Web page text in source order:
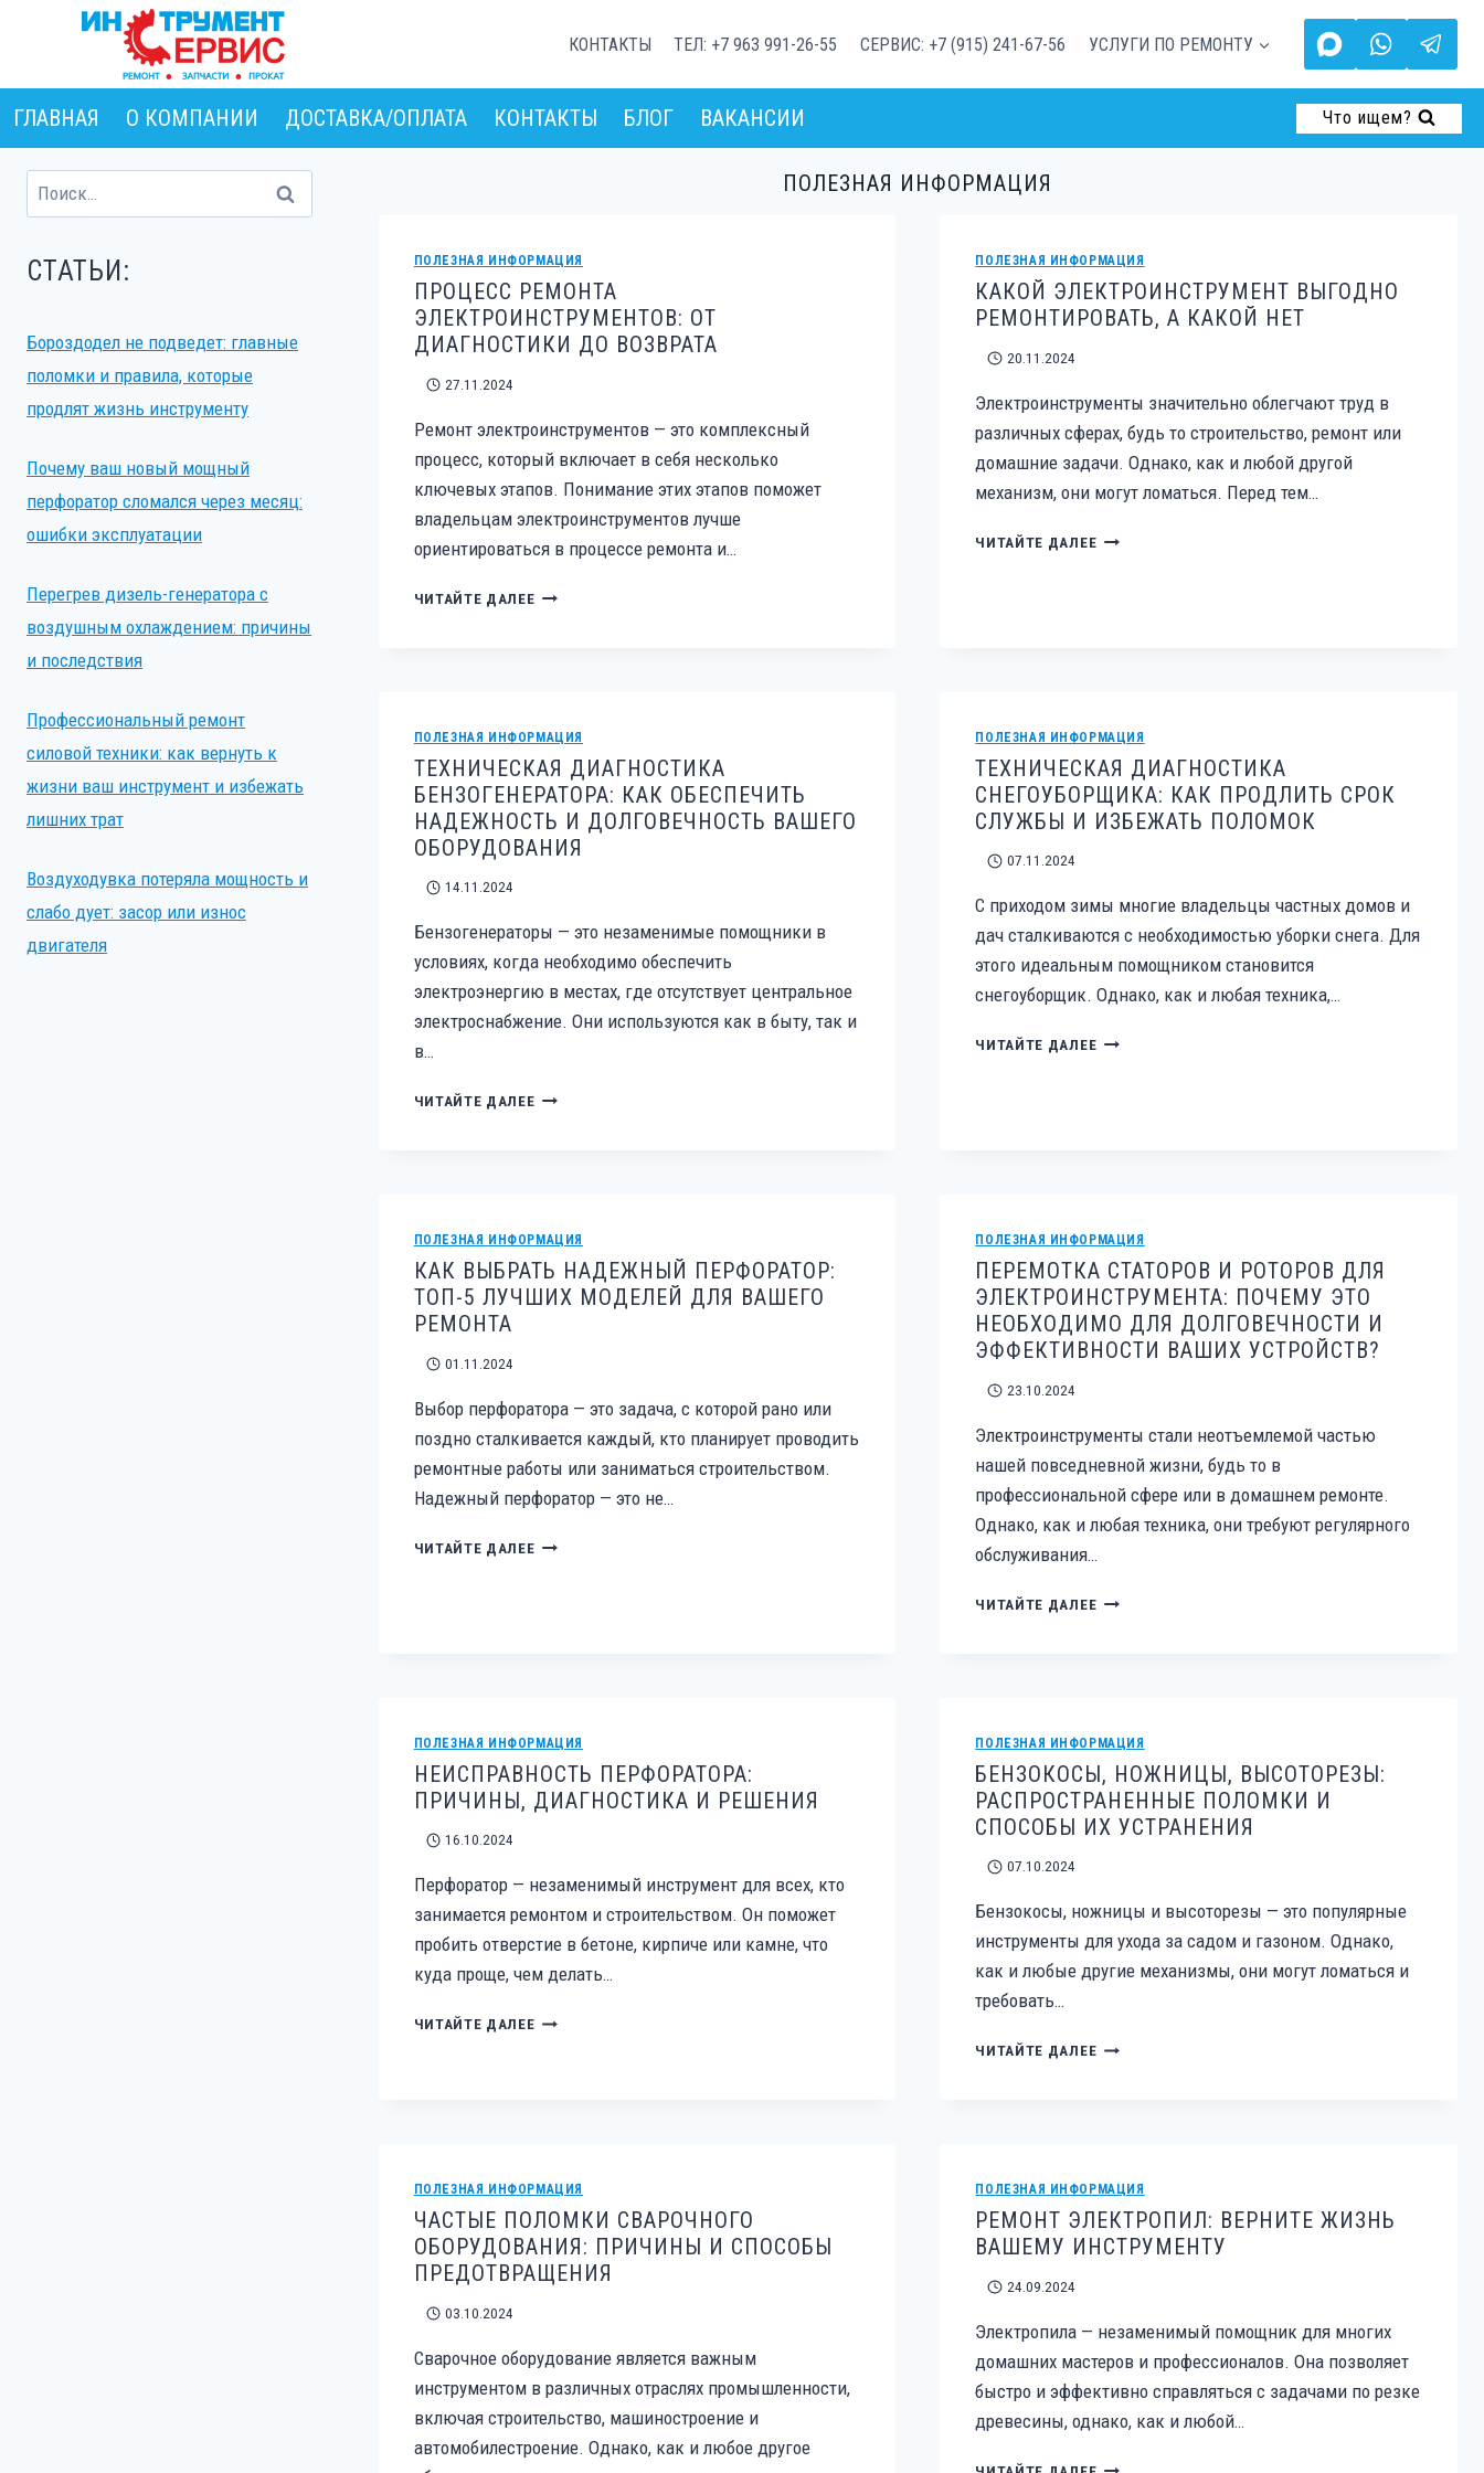
КОНТАКТЫ ТЕЛ: +7 963 991-26-55 СЕРВИС: +7 (915) 241-67-56 УСЛУГИ ПО РЕМОНТУ
ГЛАВНАЯ О КОМПАНИИ ДОСТАВКА/ОПЛАТА КОНТАКТЫ БЛОГ ВАКАНСИИ Что ищем?
ПОЛЕЗНАЯ ИНФОРМАЦИЯ
ПОЛЕЗНАЯ ИНФОРМАЦИЯ
ПРОЦЕСС РЕМОНТА
ЭЛЕКТРОИНСТРУМЕНТОВ: ОТ
ДИАГНОСТИКИ ДО ВОЗВРАТА
27.11.2024
Ремонт электроинструментов — это комплексный
процесс, который включает в себя несколько
ключевых этапов. Понимание этих этапов поможет
владельцам электроинструментов лучше
ориентироваться в процессе ремонта и…
ЧИТАЙТЕ ДАЛЕЕПРОЦЕСС
ВОЗВРАТА
ПОЛЕЗНАЯ ИНФОРМАЦИЯ
КАКОЙ ЭЛЕКТРОИНСТРУМЕНТ ВЫГОДНО
РЕМОНТИРОВАТЬ, А КАКОЙ НЕТ
20.11.2024
Электроинструменты значительно облегчают труд в
различных сферах, будь то строительство, ремонт или
домашние задачи. Однако, как и любой другой
механизм, они могут ломаться. Перед тем…
ЧИТАЙТЕ ДАЛЕЕКАКОЙ
ПОЛЕЗНАЯ ИНФОРМАЦИЯ
ТЕХНИЧЕСКАЯ ДИАГНОСТИКА
БЕНЗОГЕНЕРАТОРА: КАК ОБЕСПЕЧИТЬ
НАДЕЖНОСТЬ И ДОЛГОВЕЧНОСТЬ ВАШЕГО
ОБОРУДОВАНИЯ
14.11.2024
Бензогенераторы — это незаменимые помощники в
условиях, когда необходимо обеспечить
электроэнергию в местах, где отсутствует центральное
электроснабжение. Они используются как в быту, так и
в…
ЧИТАЙТЕ ДАЛЕЕТЕХНИЧЕСКАЯ
И
ДОЛГОВЕЧНОСТЬ
ВАШЕГО
ОБОРУДОВАНИЯ
ПОЛЕЗНАЯ ИНФОРМАЦИЯ
ТЕХНИЧЕСКАЯ ДИАГНОСТИКА
СНЕГОУБОРЩИКА: КАК ПРОДЛИТЬ СРОК
СЛУЖБЫ И ИЗБЕЖАТЬ ПОЛОМОК
07.11.2024
С приходом зимы многие владельцы частных домов и
дач сталкиваются с необходимостью уборки снега. Для
этого идеальным помощником становится
снегоуборщик. Однако, как и любая техника,…
ЧИТАЙТЕ ДАЛЕЕТЕХНИЧЕСКАЯ
ПОЛОМОК
ПОЛЕЗНАЯ ИНФОРМАЦИЯ
КАК ВЫБРАТЬ НАДЕЖНЫЙ ПЕРФОРАТОР:
ТОП-5 ЛУЧШИХ МОДЕЛЕЙ ДЛЯ ВАШЕГО
РЕМОНТА
01.11.2024
Выбор перфоратора — это задача, с которой рано или
поздно сталкивается каждый, кто планирует проводить
ремонтные работы или заниматься строительством.
Надежный перфоратор — это не…
ЧИТАЙТЕ ДАЛЕЕКАК
РЕМОНТА
ПОЛЕЗНАЯ ИНФОРМАЦИЯ
ПЕРЕМОТКА СТАТОРОВ И РОТОРОВ ДЛЯ
ЭЛЕКТРОИНСТРУМЕНТА: ПОЧЕМУ ЭТО
НЕОБХОДИМО ДЛЯ ДОЛГОВЕЧНОСТИ И
ЭФФЕКТИВНОСТИ ВАШИХ УСТРОЙСТВ?
23.10.2024
Электроинструменты стали неотъемлемой частью
нашей повседневной жизни, будь то в
профессиональной сфере или в домашнем ремонте.
Однако, как и любая техника, они требуют регулярного
обслуживания…
ЧИТАЙТЕ ДАЛЕЕПЕРЕМОТКА
ПОЧЕМУ
НЕОБХОДИМО
ДЛЯ
ДОЛГОВЕЧНОСТИ
УСТРОЙСТВ?
ПОЛЕЗНАЯ ИНФОРМАЦИЯ
НЕИСПРАВНОСТЬ ПЕРФОРАТОРА:
ПРИЧИНЫ, ДИАГНОСТИКА И РЕШЕНИЯ
16.10.2024
Перфоратор — незаменимый инструмент для всех, кто
занимается ремонтом и строительством. Он поможет
пробить отверстие в бетоне, кирпиче или камне, что
куда проще, чем делать…
ЧИТАЙТЕ ДАЛЕЕНЕИСПРАВНОСТЬ
ПОЛЕЗНАЯ ИНФОРМАЦИЯ
БЕНЗОКОСЫ, НОЖНИЦЫ, ВЫСОТОРЕЗЫ:
РАСПРОСТРАНЕННЫЕ ПОЛОМКИ И
СПОСОБЫ ИХ УСТРАНЕНИЯ
07.10.2024
Бензокосы, ножницы и высоторезы — это популярные
инструменты для ухода за садом и газоном. Однако,
как и любые другие механизмы, они могут ломаться и
требовать…
ЧИТАЙТЕ ДАЛЕЕБЕНЗОКОСЫ,
СПОСОБЫ
ИХ
УСТРАНЕНИЯ
ПОЛЕЗНАЯ ИНФОРМАЦИЯ
ЧАСТЫЕ ПОЛОМКИ СВАРОЧНОГО
ОБОРУДОВАНИЯ: ПРИЧИНЫ И СПОСОБЫ
ПРЕДОТВРАЩЕНИЯ
03.10.2024
Сварочное оборудование является важным
инструментом в различных отраслях промышленности,
включая строительство, машиностроение и
автомобилестроение. Однако, как и любое другое
ПОЛЕЗНАЯ ИНФОРМАЦИЯ
РЕМОНТ ЭЛЕКТРОПИЛ: ВЕРНИТЕ ЖИЗНЬ
ВАШЕМУ ИНСТРУМЕНТУ
24.09.2024
Электропила — незаменимый помощник для многих
домашних мастеров и профессионалов. Она позволяет
быстро и эффективно справляться с задачами по резке
древесины, однако, как и любой…
РЕМОНТ
Найти:
СТАТЬИ:
Бороздодел не подведет: главные
поломки и правила, которые
продлят жизнь инструменту
Почему ваш новый мощный
перфоратор сломался через месяц:
ошибки эксплуатации
Перегрев дизель-генератора с
воздушным охлаждением: причины
и последствия
Профессиональный ремонт
силовой техники: как вернуть к
жизни ваш инструмент и избежать
лишних трат
Воздуходувка потеряла мощность и
слабо дует: засор или износ
двигателя